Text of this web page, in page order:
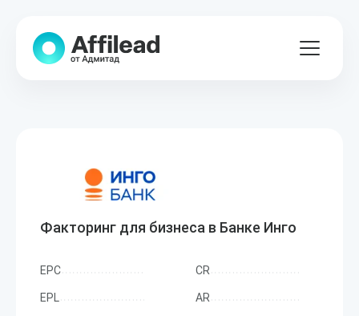
Факторинг для бизнеса в Банке Инго
EPC CR
EPL AR